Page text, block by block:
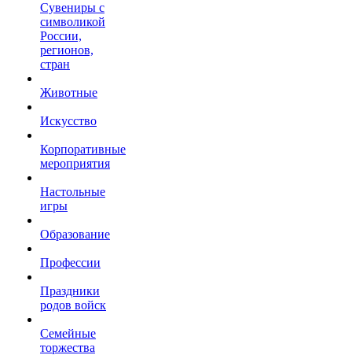
Сувениры с
символикой
России,
регионов,
стран
Животные
Искусство
Корпоративные
мероприятия
Настольные
игры
Образование
Профессии
Праздники
родов войск
Семейные
торжества